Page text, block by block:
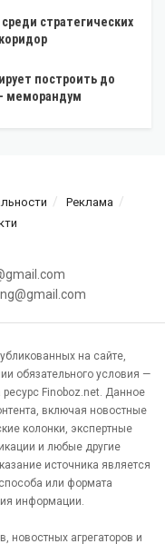
стратегических
построить до
меморандум
Реклама
на сайте,
обязательного условия —
ресурс Finoboz.net. Данное
включая новостные
колонки, экспертные
и любые другие
источника является
или формата
информации.
новостных агрегаторов и